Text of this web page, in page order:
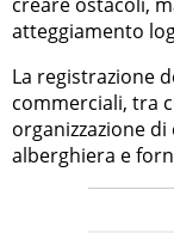
atteggiamento
La registrazione
commerciali, tra
organizzazione
alberghiera e